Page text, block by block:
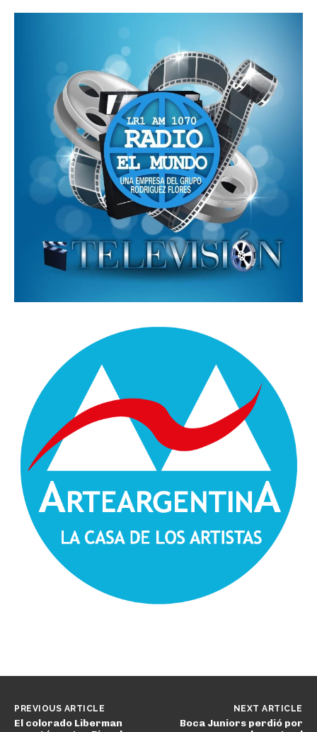
PREVIOUS ARTICLE
El colorado Liberman
NEXT ARTICLE
Boca Juniors perdió por